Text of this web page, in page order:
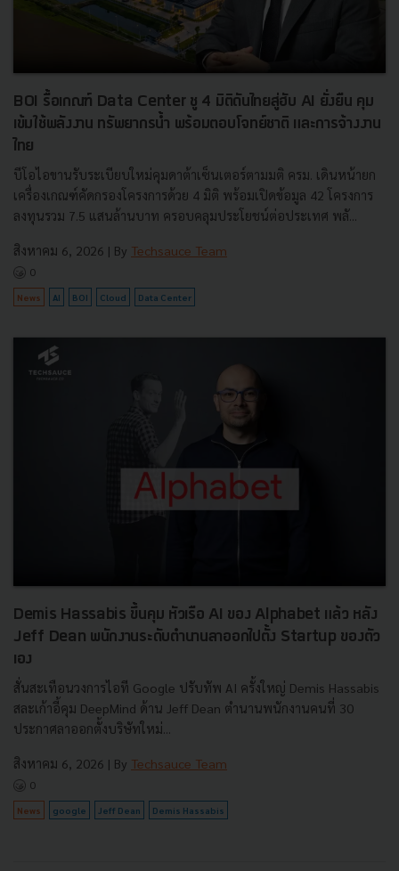
BOI รื้อเกณฑ์ Data Center ชู 4 มิติดันไทยสู่ฮับ AI ยั่งยืน คุม
เข้มใช้พลังงาน ทรัพยากรน้ำ พร้อมตอบโจทย์ชาติ และการจ้างงาน
ไทย
บีโอไอขานรับระเบียบใหม่คุมดาต้าเซ็นเตอร์ตามมติ ครม. เดินหน้ายก
เครื่องเกณฑ์คัดกรองโครงการด้วย 4 มิติ พร้อมเปิดข้อมูล 42 โครงการ
ลงทุนรวม 7.5 แสนล้านบาท ครอบคลุมประโยชน์ต่อประเทศ พลั...
สิงหาคม 6, 2026 | By Techsauce Team
0
News AI BOI Cloud Data Center
Demis Hassabis ขึ้นคุม หัวเรือ AI ของ Alphabet แล้ว หลัง
Jeff Dean พนักงานระดับตำนานลาออกไปตั้ง Startup ของตัว
เอง
สั่นสะเทือนวงการไอที Google ปรับทัพ AI ครั้งใหญ่ Demis Hassabis
สละเก้าอี้คุม DeepMind ด้าน Jeff Dean ตำนานพนักงานคนที่ 30
ประกาศลาออกตั้งบริษัทใหม่...
สิงหาคม 6, 2026 | By Techsauce Team
0
News google Jeff Dean Demis Hassabis